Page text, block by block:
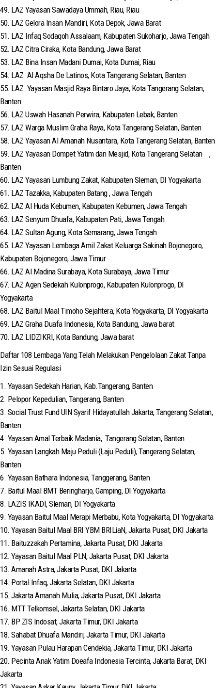
49. LAZ Yayasan Sawadaya Ummah, Riau, Riau
50. LAZ Gelora Insan Mandiri, Kota Depok, Jawa Barat
51. LAZ Infaq Sodaqoh Assalaam, Kabupaten Sukoharjo, Jawa Tengah
52. LAZ Citra Ciraka, Kota Bandung, Jawa Barat
53. LAZ Bina Insan Madani Dumai, Kota Dumai, Riau
54. LAZ Al Aqsha De Latinos, Kota Tangerang Selatan, Banten
55. LAZ Yayasan Masjid Raya Bintaro Jaya, Kota Tangerang Selatan,
Banten
56. LAZ Uswah Hasanah Perwira, Kabupaten Lebak, Banten
57. LAZ Warga Muslim Graha Raya, Kota Tangerang Selatan, Banten
58. LAZ Yayasan Al Amanah Nusantara, Kota Tangerang Selatan, Banten
59. LAZ Yayasan Dompet Yatim dan Mesjid, Kota Tangerang Selatan ,
Banten
60. LAZ Yayasan Lumbung Zakat, Kabupaten Sleman, DI Yogyakarta
61. LAZ Tazakka, Kabupaten Batang , Jawa Tengah
62. LAZ Al Huda Kebumen, Kabupaten Kebumen, Jawa Tengah
63. LAZ Senyum Dhuafa, Kabupaten Pati, Jawa Tengah
64. LAZ Sultan Agung, Kota Semarang, Jawa Tengah
65. LAZ Yayasan Lembaga Amil Zakat Keluarga Sakinah Bojonegoro,
Kabupaten Bojonegoro, Jawa Timur
66. LAZ Al Madina Surabaya, Kota Surabaya, Jawa Timur
67. LAZ Agen Sedekah Kulonprogo, Kabupaten Kulonprogo, DI
Yogyakarta
68. LAZ Baitul Maal Timoho Sejahtera, Kota Yogyakarta, DI Yogyakarta
69. LAZ Graha Duafa Indonesia, Kota Bandung, Jawa barat
70. LAZ LIDZIKRI, Kota Bandung, Jawa barat
Daftar 108 Lembaga Yang Telah Melakukan Pengelolaan Zakat Tanpa
Izin Sesuai Regulasi
1. Yayasan Sedekah Harian, Kab.Tangerang, Banten
2. Pelopor Kepedulian, Tangerang, Banten
3. Social Trust Fund UIN Syarif Hidayatullah Jakarta, Tangerang Selatan,
Banten
4. Yayasan Amal Terbaik Madania, Tangerang Selatan, Banten
5. Yayasan Langkah Maju Peduli (Laju Peduli), Tangerang Selatan,
Banten
6. Yayasan Bathara Indonesia, Tanggerang, Banten
7. Baitul Maal BMT Beringharjo, Gamping, DI Yogyakarta
8. LAZIS IKADI, Sleman, DI Yogyakarta
9. Yayasan Baitul Maal Merapi Merbabu, Kota Yogyakarta, DI Yogyakarta
10. Yayasan Baitul Maal BRI YBM BRILiaN, Jakarta Pusat, DKI Jakarta
11. Baituzzakah Pertamina, Jakarta Pusat, DKI Jakarta
12. Yayasan Baitul Maal PLN, Jakarta Pusat, DKI Jakarta
13. Amanah Astra, Jakarta Pusat, DKI Jakarta
14. Portal Infaq, Jakarta Selatan, DKI Jakarta
15. Jakarta Amanah Mulia, Jakarta Pusat, DKI Jakarta
16. MTT Telkomsel, Jakarta Selatan, DKI Jakarta
17. BP ZIS Indosat, Jakarta Timur, DKI Jakarta
18. Sahabat Dhuafa Mandiri, Jakarta Timur, DKI Jakarta
19. Yayasan Pulau Harapan Cendekia, Jakarta Timur, DKI Jakarta
20. Pecinta Anak Yatim Doeafa Indonesia Tercinta, Jakarta Barat, DKI
Jakarta